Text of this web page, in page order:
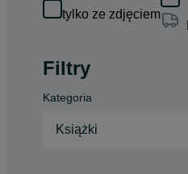
tylko ze zdjęciem
Filtry
Kategoria
Książki